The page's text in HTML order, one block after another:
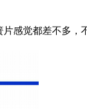
觉都差不多，